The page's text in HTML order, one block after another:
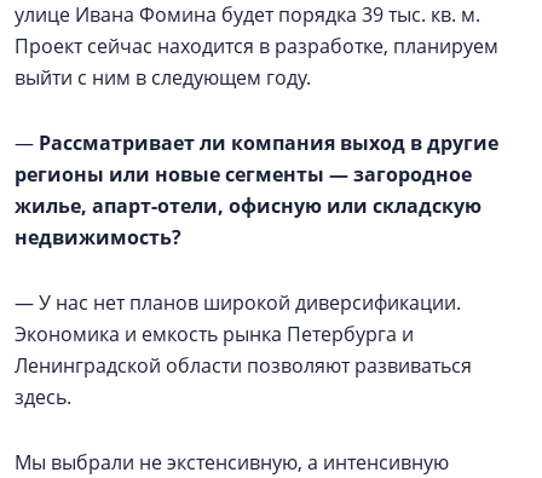
улице Ивана Фомина будет порядка 39 тыс. кв. м.
Проект сейчас находится в разработке, планируем
выйти с ним в следующем году.
— Рассматривает ли компания выход в другие
регионы или новые сегменты — загородное
жилье, апарт-отели, офисную или складскую
недвижимость?
— У нас нет планов широкой диверсификации.
Экономика и емкость рынка Петербурга и
Ленинградской области позволяют развиваться
здесь.
Мы выбрали не экстенсивную, а интенсивную